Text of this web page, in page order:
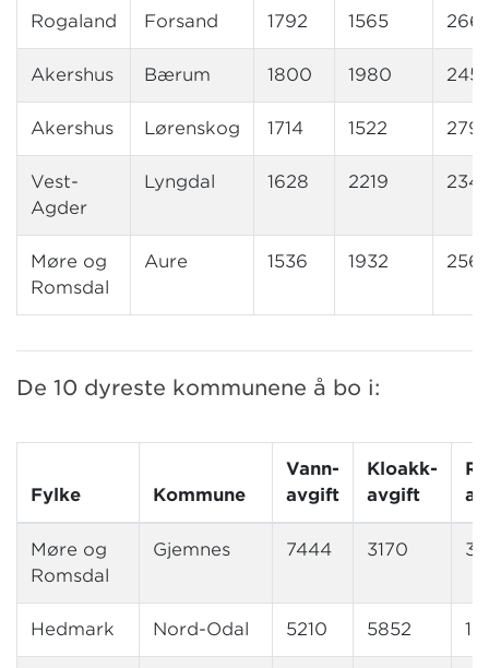
Rogaland Forsand 1792 1565
Akershus Bærum 1800 1980
Akershus Lørenskog 1714 1522
Vest-
Agder
Lyngdal 1628 2219
Møre og
Romsdal
Aure 1536 1932
De 10 dyreste kommunene å bo i:
Fylke Kommune
Vann-
avgift
Kloakk-
avgift
Møre og
Romsdal
Gjemnes 7444 3170
Hedmark Nord-Odal 5210 5852